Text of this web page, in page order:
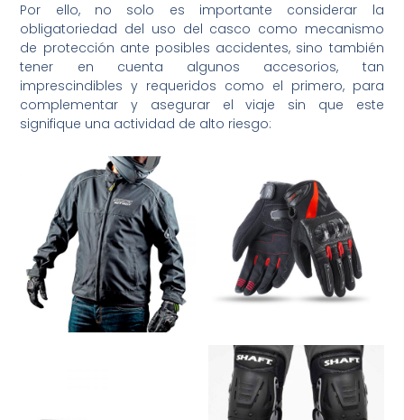
Por ello, no solo es importante considerar la
obligatoriedad del uso del casco como mecanismo
de protección ante posibles accidentes, sino también
tener en cuenta algunos accesorios, tan
imprescindibles y requeridos como el primero, para
complementar y asegurar el viaje sin que este
signifique una actividad de alto riesgo: